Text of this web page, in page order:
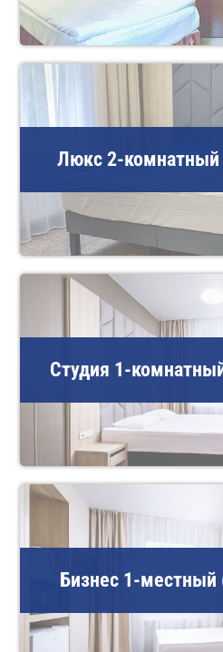
Люкс 2-комнатный
Студия 1-
Бизнес 1-местный